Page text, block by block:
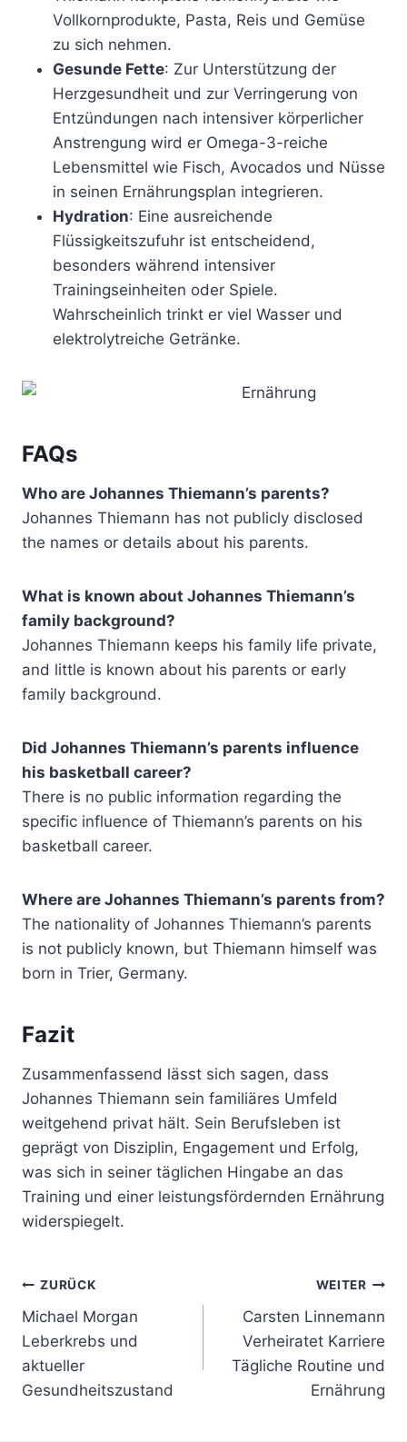
Vollkornprodukte, Pasta, Reis und Gemüse
zu sich nehmen.
Gesunde Fette: Zur Unterstützung der
Herzgesundheit und zur Verringerung von
Entzündungen nach intensiver körperlicher
Anstrengung wird er Omega-3-reiche
Lebensmittel wie Fisch, Avocados und Nüsse
in seinen Ernährungsplan integrieren.
Hydration: Eine ausreichende
Flüssigkeitszufuhr ist entscheidend,
besonders während intensiver
Trainingseinheiten oder Spiele.
Wahrscheinlich trinkt er viel Wasser und
elektrolytreiche Getränke.
FAQs
Who are Johannes Thiemann’s parents?
Johannes Thiemann has not publicly disclosed
the names or details about his parents.
What is known about Johannes Thiemann’s
family background?
Johannes Thiemann keeps his family life private,
and little is known about his parents or early
family background.
Did Johannes Thiemann’s parents influence
his basketball career?
There is no public information regarding the
specific influence of Thiemann’s parents on his
basketball career.
Where are Johannes Thiemann’s parents from?
The nationality of Johannes Thiemann’s parents
is not publicly known, but Thiemann himself was
born in Trier, Germany.
Fazit
Zusammenfassend lässt sich sagen, dass
Johannes Thiemann sein familiäres Umfeld
weitgehend privat hält. Sein Berufsleben ist
geprägt von Disziplin, Engagement und Erfolg,
was sich in seiner täglichen Hingabe an das
Training und einer leistungsfördernden Ernährung
widerspiegelt.
Beitragsnavigation
ZURÜCK
Michael Morgan
Leberkrebs und
aktueller
Gesundheitszustand
WEITER
Carsten Linnemann
Verheiratet Karriere
Tägliche Routine und
Ernährung